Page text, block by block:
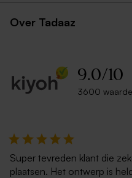
Over Tadaaz
9.0/10
3600
Super tevreden klant die
plaatsen. Het ontwerp is